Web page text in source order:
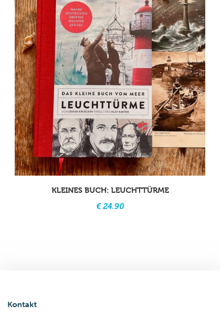
KLEINES BUCH: LEUCHTTÜRME
€ 24.90
Kontakt